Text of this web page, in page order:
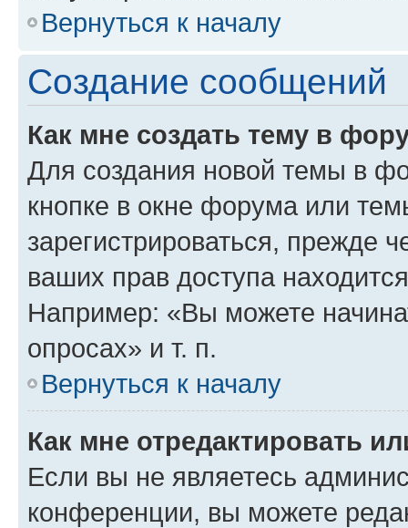
Вернуться к началу
Создание сообщений
Как мне создать тему в
Для создания новой темы в
кнопке в окне форума или
зарегистрироваться, прежде
ваших прав доступа
Например: «Вы можете
опросах» и т. п.
Вернуться к началу
Как мне отредактировать
Если вы не являетесь
конференции, вы можете